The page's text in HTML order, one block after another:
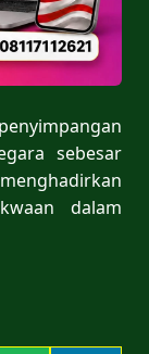
sebesar
dalam